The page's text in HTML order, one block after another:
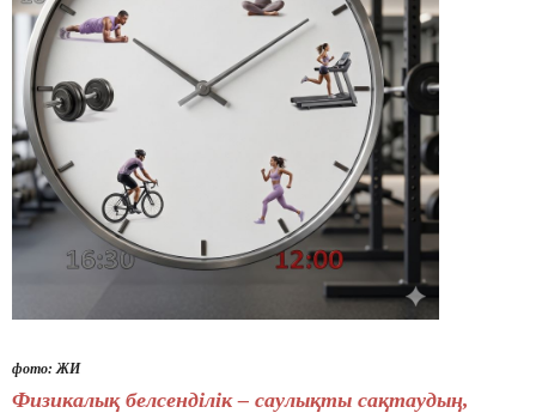
фото: ЖИ
Физикалық белсенділік – саулықты сақтаудың,